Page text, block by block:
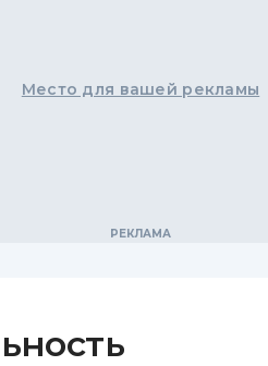
Место для вашей рекламы